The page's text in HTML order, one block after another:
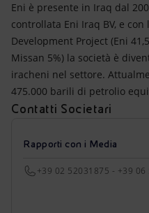
Eni è presente in Iraq dal
controllata Eni Iraq BV, e
Development Project (Eni
Missan 5%) la società è
iracheni nel settore.
475.000 barili di petrolio
Contatti Societari
Rapporti con i Media
+39 02 52031875 - +39 06